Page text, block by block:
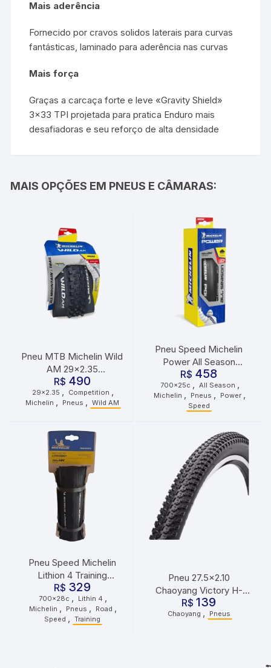
Mais aderência
Fornecido por cravos solidos laterais para curvas
fantásticas, laminado para aderência nas curvas
Mais força
Graças a carcaça forte e leve «Gravity Shield»
3×33 TPI projetada para pratica Enduro mais
desafiadoras e seu reforço de alta densidade
MAIS OPÇÕES EM PNEUS E CÂMARAS:
Pneu MTB Michelin Wild
AM 29×2.35
Competition Line
3x60TPI
R$ 490
29x2.35 , Competition ,
Michelin , Pneus , Wild AM
Pneu Speed Michelin
Power All Season
700x25c 25-622
R$ 458
700x25c All Season
Michelin Pneus Power
Speed
Pneu Speed Michelin
Lithion 4 Training
700x28c 28-622
R$ 329
700x28c , Lithin 4 ,
Michelin , Pneus , Road ,
Speed , Training
Pneu 27.5×2.10
Chaoyang Victory H-
5129
R$ 139
Chaoyang , Pneus